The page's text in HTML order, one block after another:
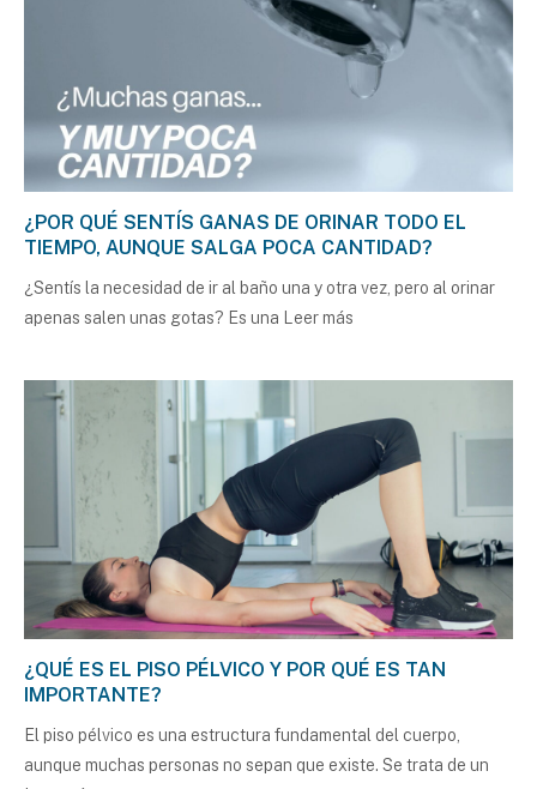
¿POR QUÉ SENTÍS GANAS DE ORINAR TODO EL
TIEMPO, AUNQUE SALGA POCA CANTIDAD?
¿Sentís la necesidad de ir al baño una y otra vez, pero al orinar
apenas salen unas gotas? Es una
Leer más
¿QUÉ ES EL PISO PÉLVICO Y POR QUÉ ES TAN
IMPORTANTE?
El piso pélvico es una estructura fundamental del cuerpo,
aunque muchas personas no sepan que existe. Se trata de un